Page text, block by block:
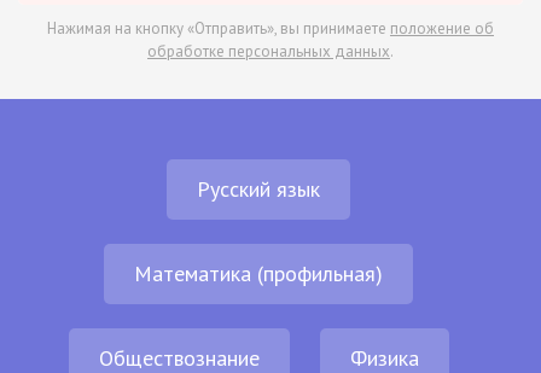
Нажимая на кнопку «Отправить», вы принимаете положение об
обработке персональных данных.
Русский язык
Математика (профильная)
Обществознание Физика